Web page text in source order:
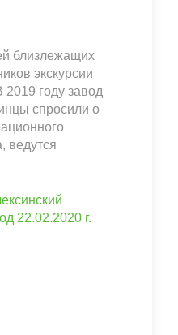
близлежащих
экскурсии
году завод
спросили о
ведутся